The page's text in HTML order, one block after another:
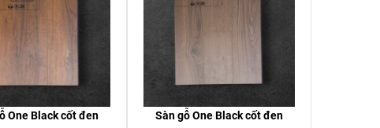
One Black cốt đen
Sàn gỗ One Black cốt đen